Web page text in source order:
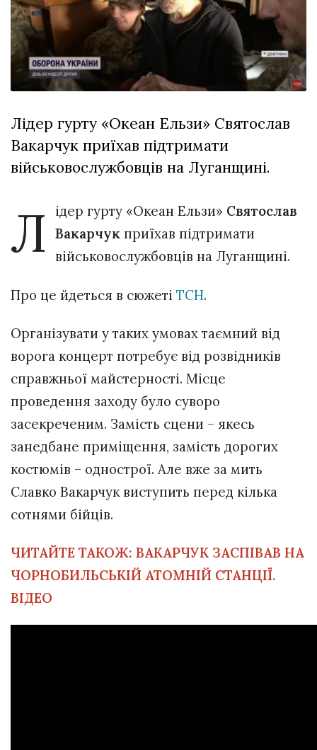
залишив у
Луцьку
три...
27 Липня 2026
754 переглядів
Всі розділи
Лайф
Афіша
ZONE 18+
Контакти
Політика конфіденційності
Лідер гурту «Океан Ельзи» Святослав
Вакарчук приїхав підтримати
військовослужбовців на Луганщині.
Л ідер гурту «Океан Ельзи» Святослав
Вакарчук приїхав підтримати
військовослужбовців на Луганщині.
Про це йдеться в сюжеті ТСН.
Організувати у таких умовах таємний від
ворога концерт потребує від розвідників
справжньої майстерності. Місце
проведення заходу було суворо
засекреченим. Замість сцени – якесь
занедбане приміщення, замість дорогих
костюмів – однострої. Але вже за мить
Славко Вакарчук виступить перед кілька
сотнями бійців.
ЧИТАЙТЕ ТАКОЖ: ВАКАРЧУК ЗАСПІВАВ НА
ЧОРНОБИЛЬСЬКІЙ АТОМНІЙ СТАНЦІЇ.
ВІДЕО